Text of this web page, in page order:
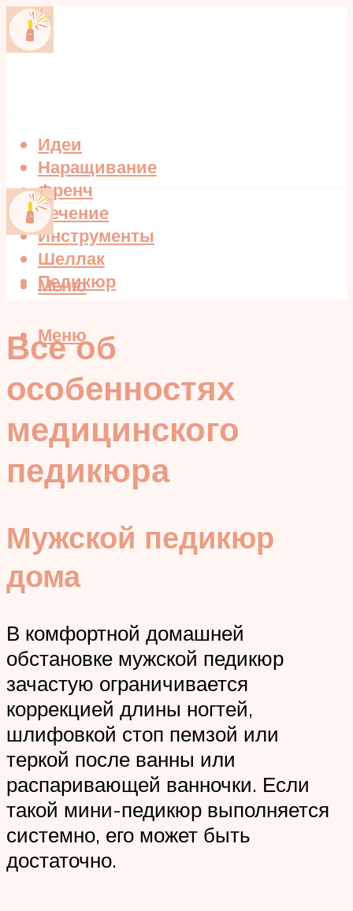
Идеи
Наращивание
Френч
Лечение
Инструменты
Шеллак
Педикюр
Меню
Меню
Все об
особенностях
медицинского
педикюра
Мужской педикюр
дома
В комфортной домашней
обстановке мужской педикюр
зачастую ограничивается
коррекцией длины ногтей,
шлифовкой стоп пемзой или
теркой после ванны или
распаривающей ванночки. Если
такой мини-педикюр выполняется
системно, его может быть
достаточно.